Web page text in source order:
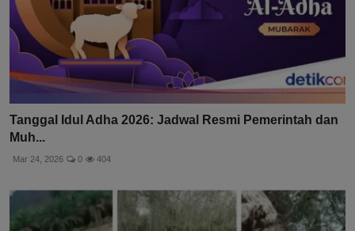
Tanggal Idul Adha 2026: Jadwal Resmi Pemerintah dan
Muh...
Mar 24, 2026 0 404